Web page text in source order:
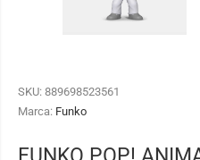
SKU: 889698523561
Marca: Funko